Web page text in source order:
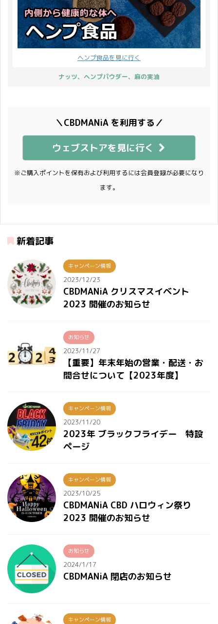
ヘンプ食品を見に行く
ナッツ、ヘンプパウダー、麻の実油
＼CBDMANiA を利用する／
ウェブストアを見に行く
※ご購入ポイントを保有および利用するには会員登録が必要になり
ます。
新着記事
キャンペーン情報
2023/12/23
CBDMANiA クリスマスイベント
2023 開催のお知らせ
お知らせ
2023/11/27
【重要】年末年始の営業・配送・お
問合せについて【2023年度】
キャンペーン情報
2023/11/20
2023年 ブラックフライデー 特設
ページ
キャンペーン情報
2023/10/25
CBDMANiA CBD ハロウィン祭り
2023 開催のお知らせ
お知らせ
2024/1/17
CBDMANiA 閉店のお知らせ
キャンペーン情報